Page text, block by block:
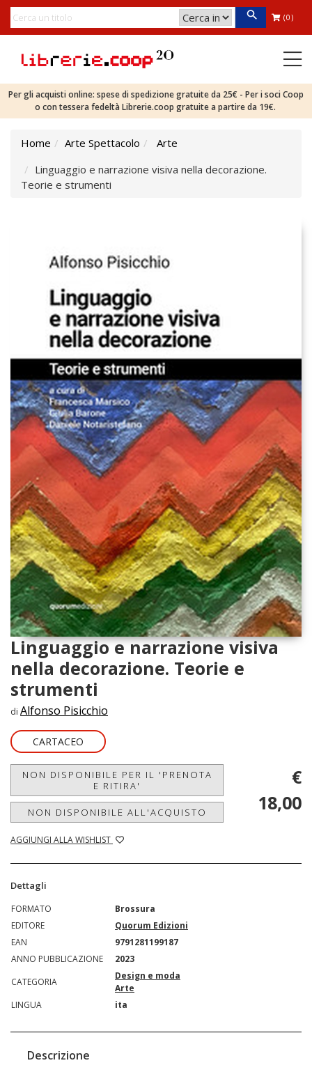
(0)
Per gli acquisti online: spese di spedizione gratuite da 25€ - Per i soci Coop
o con tessera fedeltà Librerie.coop gratuite a partire da 19€.
Home Arte Spettacolo
Arte
Linguaggio e narrazione visiva nella decorazione.
Teorie e strumenti
Linguaggio e narrazione visiva
nella decorazione. Teorie e
strumenti
di Alfonso Pisicchio
CARTACEO
NON DISPONIBILE PER IL 'PRENOTA
E RITIRA'
NON DISPONIBILE ALL'ACQUISTO
AGGIUNGI ALLA WISHLIST
€
18,00
Dettagli
FORMATO
Brossura
EDITORE
Quorum Edizioni
EAN
9791281199187
ANNO PUBBLICAZIONE
2023
CATEGORIA
Design e moda
Arte
LINGUA
ita
Descrizione